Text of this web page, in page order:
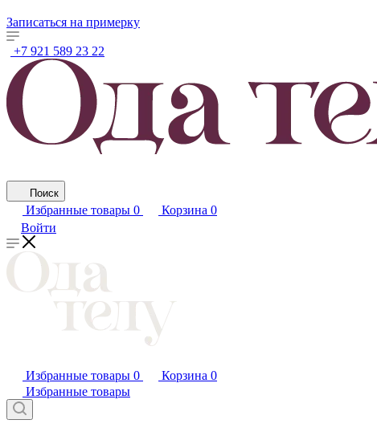
Записаться на примерку
+7 921 589 23 22
Поиск
Избранные товары 0 Корзина 0
Войти
Избранные товары 0 Корзина 0
Избранные товары